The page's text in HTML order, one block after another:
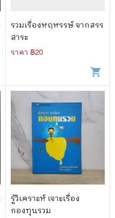
รวมเรื่องหฤหรรษ์ จากสรร
สาระ
ราคา ฿20
shopping_cart
รู้วิเคราะห์ เจาะเรื่อง
กองทุนรวม